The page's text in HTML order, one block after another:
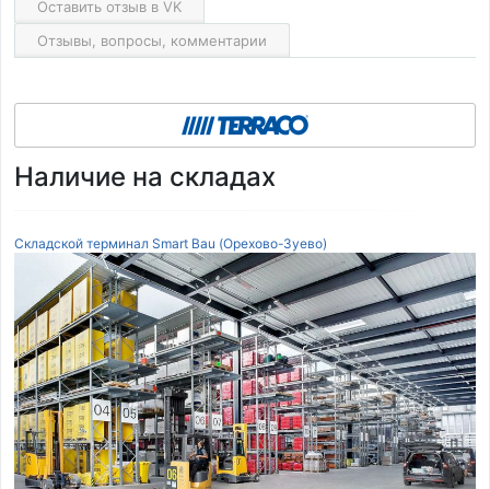
Оставить отзыв в VK
Отзывы, вопросы, комментарии
Наличие на складах
Складской терминал Smart Bau (Орехово-Зуево)